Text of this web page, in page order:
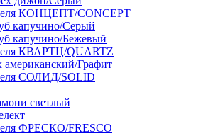
КОНЦЕПТ/CONCEPT
капучино/Серый
капучино/Бежевый
КВАРТЦ/QUARTZ
американский/Графит
СОЛИД/SOLID
светлый
ФРЕСКО/FRESCO